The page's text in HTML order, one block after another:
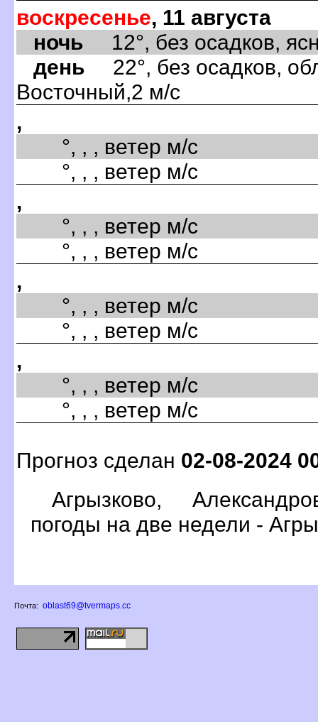
воскресенье, 11 августа
ночь 12°, без осадков,
день 22°, без осадков,
Восточный,2 м/с
,
°, , , ветер м/с
°, , , ветер м/с
,
°, , , ветер м/с
°, , , ветер м/с
,
°, , , ветер м/с
°, , , ветер м/с
,
°, , , ветер м/с
°, , , ветер м/с
Прогноз сделан 02-08-2024
Агрызково,
погоды на две недели -
Почта: oblast69@tvermaps.cc